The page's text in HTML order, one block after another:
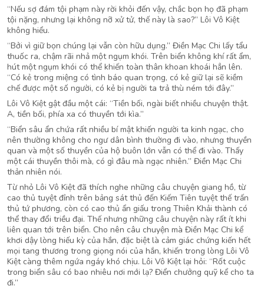
“Nếu sợ đám tội phạm này rời khỏi đến vậy, chắc bọn họ đã phạm
tội nặng, nhưng lại không nỡ xử tử, thế này là sao?” Lôi Vô Kiệt
không hiểu.
“Bởi vì giữ bọn chúng lại vẫn còn hữu dụng.” Điền Mạc Chi lấy tẩu
thuốc ra, chậm rãi nhả một ngụm khói. Trên biển không khí rất ẩm,
hút một ngụm khói có thể khiến toàn thân khoan khoái hẳn lên.
“Có kẻ trong miệng có tình báo quan trọng, có kẻ giữ lại sẽ kiềm
chế được một số người, có kẻ bị người ta trả thù ném tới đây.”
Lôi Vô Kiệt gật đầu một cái: “Tiền bối, ngài biết nhiều chuyện thật.
A, tiền bối, phía xa có thuyền tới kìa.”
“Biển sâu ẩn chứa rất nhiều bí mật khiến người ta kinh ngạc, cho
nên thường không cho ngư dân bình thường đi vào, nhưng thuyền
quan và một số thuyền của hộ buôn lớn vẫn có thể đi vào. Thấy
một cái thuyền thôi mà, có gì đâu mà ngạc nhiên.” Điền Mạc Chi
thản nhiên nói.
Từ nhỏ Lôi Vô Kiệt đã thích nghe những câu chuyện giang hồ, từ
cao thủ tuyệt đỉnh trên bảng sát thủ đến Kiếm Tiên tuyệt thế trấn
thủ tứ phương, còn có cao thủ ẩn giấu trong Thiên Khải thành có
thể thay đổi triều đại. Thế nhưng những câu chuyện này rất ít khi
liên quan tới trên biển. Cho nên câu chuyện mà Điền Mạc Chi kể
khơi dậy lòng hiếu kỳ của hắn, đặc biệt là cảm giác chứng kiến hết
mọi tang thương trong giọng nói của hắn, khiến trong lòng Lôi Vô
Kiệt càng thêm ngứa ngáy khó chịu. Lôi Vô Kiệt lại hỏi: “Rốt cuộc
trong biển sâu có bao nhiêu nơi mới lạ? Điển chưởng quỹ kể cho ta
đi.”